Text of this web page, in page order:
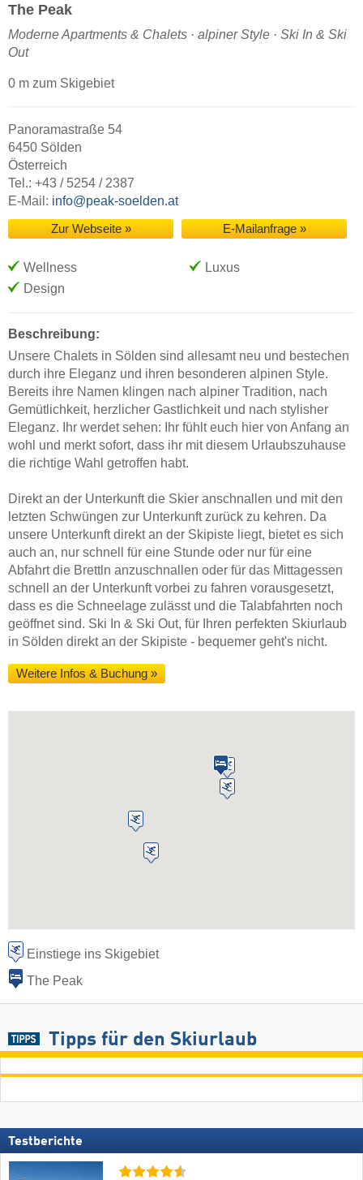
The Peak
Moderne Apartments & Chalets · alpiner Style · Ski In & Ski
Out
0 m zum Skigebiet
Panoramastraße 54
6450 Sölden
Österreich
Tel.: +43 / 5254 / 2387
E-Mail: info@peak-soelden.at
Zur Webseite » E-Mailanfrage »
Wellness
Luxus
Design
Beschreibung:
Unsere Chalets in Sölden sind allesamt neu und bestechen
durch ihre Eleganz und ihren besonderen alpinen Style.
Bereits ihre Namen klingen nach alpiner Tradition, nach
Gemütlichkeit, herzlicher Gastlichkeit und nach stylisher
Eleganz. Ihr werdet sehen: Ihr fühlt euch hier von Anfang an
wohl und merkt sofort, dass ihr mit diesem Urlaubszuhause
die richtige Wahl getroffen habt.
Direkt an der Unterkunft die Skier anschnallen und mit den
letzten Schwüngen zur Unterkunft zurück zu kehren. Da
unsere Unterkunft direkt an der Skipiste liegt, bietet es sich
auch an, nur schnell für eine Stunde oder nur für eine
Abfahrt die Brettln anzuschnallen oder für das Mittagessen
schnell an der Unterkunft vorbei zu fahren vorausgesetzt,
dass es die Schneelage zulässt und die Talabfahrten noch
geöffnet sind. Ski In & Ski Out, für Ihren perfekten Skiurlaub
in Sölden direkt an der Skipiste - bequemer geht's nicht.
Weitere Infos & Buchung »
Einstiege ins Skigebiet
The Peak
Tipps für den Skiurlaub
Testberichte